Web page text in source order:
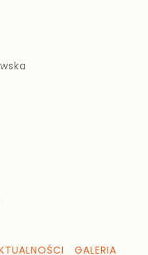
GALERIA